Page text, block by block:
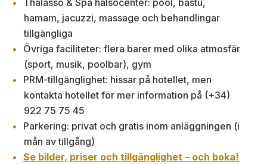
Thalasso & Spa hälsocenter: pool, bastu,
hamam, jacuzzi, massage och behandlingar
tillgängliga
Övriga faciliteter: flera barer med olika atmosfär
(sport, musik, poolbar), gym
PRM-tillgänglighet: hissar på hotellet, men
kontakta hotellet för mer information på (+34)
922 75 75 45
Parkering: privat och gratis inom anläggningen (i
mån av tillgång)
Se bilder, priser och tillgänglighet – och boka!